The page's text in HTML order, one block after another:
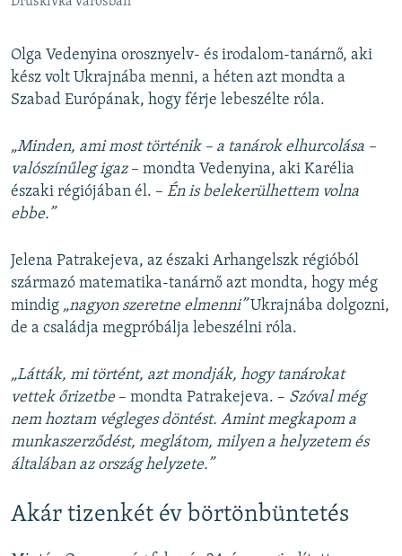
Olga Vedenyina orosznyelv- és irodalom-tanárnő, aki
kész volt Ukrajnába menni, a héten azt mondta a
Szabad Európának, hogy férje lebeszélte róla.
„Minden, ami most történik – a tanárok elhurcolása –
valószínűleg igaz– mondta Vedenyina, aki Karélia
északi régiójában él. – Én is belekerülhettem volna
ebbe.”
Jelena Patrakejeva, az északi Arhangelszk régióból
származó matematika-tanárnő azt mondta, hogy még
mindig „nagyon szeretne elmenni”Ukrajnába dolgozni,
de a családja megpróbálja lebeszélni róla.
„Látták, mi történt, azt mondják, hogy tanárokat
vettek őrizetbe– mondta Patrakejeva. – Szóval még
nem hoztam végleges döntést. Amint megkapom a
munkaszerződést, meglátom, milyen a helyzetem és
általában az ország helyzete.”
Akár tizenkét év börtönbüntetés